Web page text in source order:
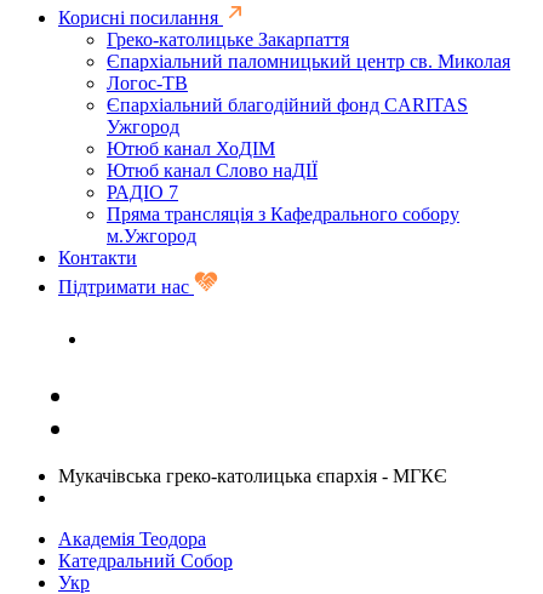
Корисні посилання
Греко-католицьке Закарпаття
Єпархіальний паломницький центр св. Миколая
Логос-ТВ
Єпархіальний благодійний фонд CARITAS
Ужгород
Ютюб канал ХоДІМ
Ютюб канал Слово наДІЇ
РАДІО 7
Пряма трансляція з Кафедрального собору
м.Ужгород
Контакти
Підтримати нас
Мукачівська греко-католицька єпархія - МГКЄ
Академія Теодора
Катедральний Собор
Укр